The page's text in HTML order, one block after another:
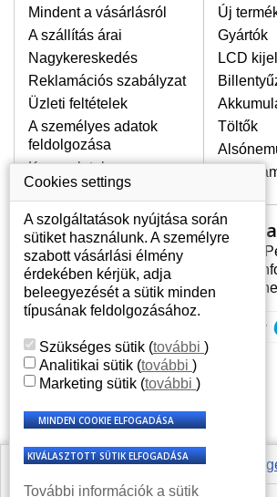
Értesíts
mechanikai sérüléseket lehet
mint pl. széttört vagy megrepedt
Továbbá még a függőleges
kijelző sötétségét, villogását
egyenetlen fényességét.
LEGMAGASABB
LCD KIJELZŐ!
A raktáron
jótállás egész ideje
hibásodása nélkül,
A+ minőségi
feltételeit.
HOGYAN TUDJA
MILYEN KIJELZŐ SZÜKSÉGES A
A kijelzőt a laptop modeljle
kikeresni, amely megjelölés
a laptop alulsó részén található
ábrázolva van egy keretben
billentyűzetnél a vázon is.
esetben, amennyiben a
megrepedt kijelző le van
Mindent a vásárlásról
A szállítás árai
Nagykereskedés
Reklamációs szabályzat
Üzleti feltételek
A személyes adatok
feldolgozása
Kapcsolatok
Új
Gyártók
LCD
Töltők
Az Ön számlája
Az Ön számlája
Személyes információk
Címek
Hétfõ -
15:30
Cookies settings
A szolgáltatások nyújtása során
sütiket használunk. A személyre
szabott vásárlási élmény
érdekében kérjük, adja
beleegyezését a sütik minden
típusának feldolgozásához.
Szükséges sütik (további )
Analitikai sütik (további )
Marketing sütik (további )
További információk a sütik